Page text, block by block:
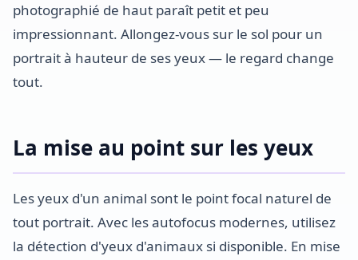
photographié de haut paraît petit et peu
impressionnant. Allongez-vous sur le sol pour un
portrait à hauteur de ses yeux — le regard change
tout.
La mise au point sur les yeux
Les yeux d'un animal sont le point focal naturel de
tout portrait. Avec les autofocus modernes, utilisez
la détection d'yeux d'animaux si disponible. En mise